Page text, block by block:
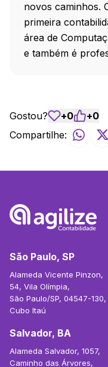
novos caminhos.
primeira
área de
e também é
Gostou? +0 +0
Compartilhe:
São Paulo, SP
Alameda Vicente Pinzon,
54, Vila Olímpia,
São Paulo/SP, 04547-130,
Cubo Itaú
Salvador, BA
Alameda Salvador, 1057,
Caminho das Árvores,